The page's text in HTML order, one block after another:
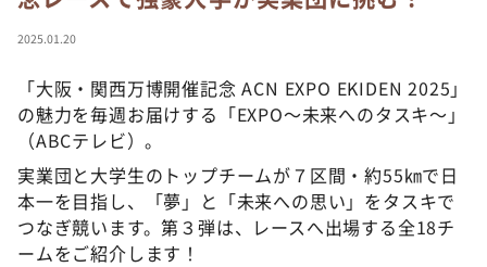
相席食堂
～人生密着トークバラエティ！～ やすとものいたっ
て真剣です
探偵！ナイトスクープ
news おかえり
河合＆A.B.C-Z塚田×福井アナ「なんでやねん！？」
（news おかえり）
2025.01.20
「大阪・関西万博開催記念 ACN EXPO EKIDEN 2025」
の魅力を毎週お届けする「EXPO～未来へのタスキ～」
（ABCテレビ）。
実業団と大学生のトップチームが７区間・約55㎞で日
本一を目指し、「夢」と「未来への思い」をタスキで
つなぎ競います。第３弾は、レースへ出場する全18チ
ームをご紹介します！